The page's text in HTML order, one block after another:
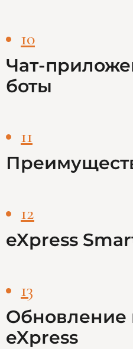
10
Чат-
боты
11
12
eXpress
13
Обновление
eXpress